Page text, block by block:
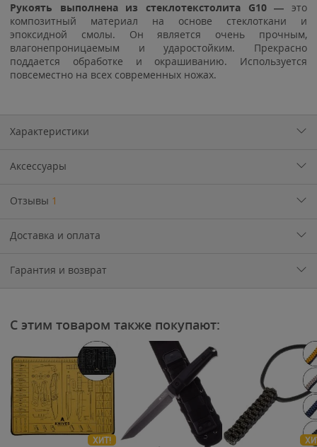
Рукоять выполнена из стеклотекстолита G10 — это
композитный материал на основе стеклоткани и
эпоксидной смолы. Он является очень прочным,
влагонепроницаемым и ударостойким. Прекрасно
поддается обработке и окрашиванию. Используется
повсеместно на всех современных ножах.
Характеристики
Аксессуары
Отзывы 1
Доставка и оплата
Гарантия и возврат
С этим товаром также покупают:
ХИТ!